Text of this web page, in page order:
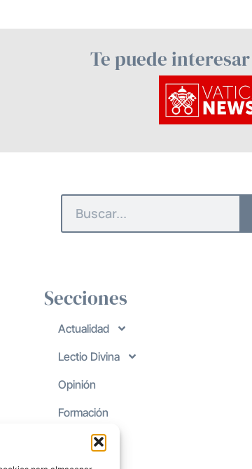
Te puede interesar
Secciones
Actualidad
Lectio Divina
Opinión
Formación